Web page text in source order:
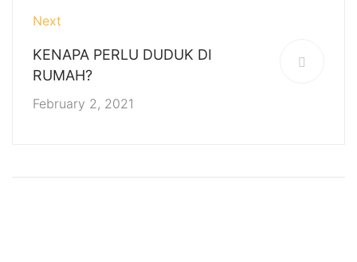
Next
KENAPA PERLU DUDUK DI
RUMAH?
February 2, 2021